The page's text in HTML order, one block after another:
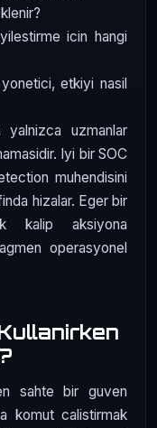
icin hangi
etkiyi nasil
yalnizca uzmanlar
Iyi bir SOC
muhendisini
hizalar. Eger bir
kalip aksiyona
operasyonel
sahte bir guven
komut calistirmak